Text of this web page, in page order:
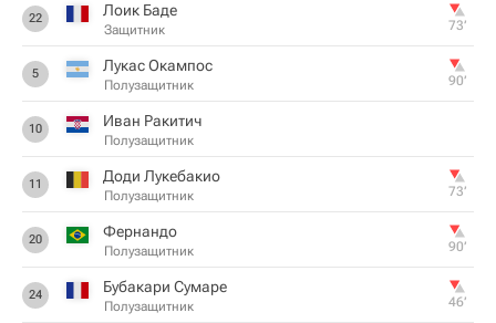
22 Лоик Баде
Защитник 73‎’‎
5 Лукас Окампос
Полузащитник 90‎’‎
10 Иван Ракитич
Полузащитник
11 Доди Лукебакио
Полузащитник 73‎’‎
20 Фернандо
Полузащитник 90‎’‎
24 Бубакари Сумаре
Полузащитник 46‎’‎